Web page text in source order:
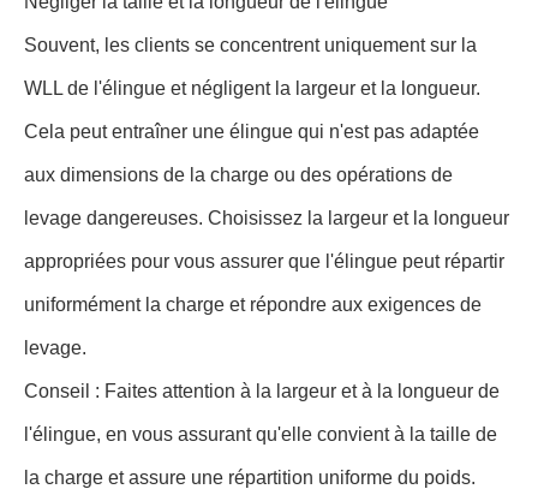
Souvent, les clients se concentrent uniquement sur la
WLL de l'élingue et négligent la largeur et la longueur.
Cela peut entraîner une élingue qui n'est pas adaptée
aux dimensions de la charge ou des opérations de
levage dangereuses. Choisissez la largeur et la longueur
appropriées pour vous assurer que l'élingue peut répartir
uniformément la charge et répondre aux exigences de
levage.
Conseil : Faites attention à la largeur et à la longueur de
l'élingue, en vous assurant qu'elle convient à la taille de
la charge et assure une répartition uniforme du poids.